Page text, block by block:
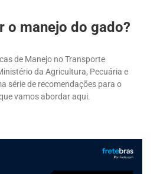
o manejo do gado?
de Manejo no Transporte
da Agricultura, Pecuária e
série de recomendações para o
vamos abordar aqui.